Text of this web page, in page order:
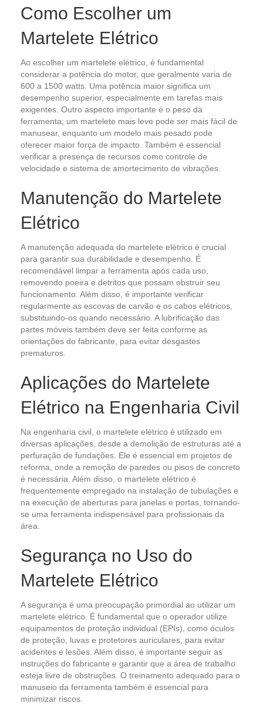
Como Escolher um
Martelete Elétrico
Ao escolher um martelete elétrico, é fundamental
considerar a potência do motor, que geralmente varia de
600 a 1500 watts. Uma potência maior significa um
desempenho superior, especialmente em tarefas mais
exigentes. Outro aspecto importante é o peso da
ferramenta; um martelete mais leve pode ser mais fácil de
manusear, enquanto um modelo mais pesado pode
oferecer maior força de impacto. Também é essencial
verificar a presença de recursos como controle de
velocidade e sistema de amortecimento de vibrações.
Manutenção do Martelete
Elétrico
A manutenção adequada do martelete elétrico é crucial
para garantir sua durabilidade e desempenho. É
recomendável limpar a ferramenta após cada uso,
removendo poeira e detritos que possam obstruir seu
funcionamento. Além disso, é importante verificar
regularmente as escovas de carvão e os cabos elétricos,
substituindo-os quando necessário. A lubrificação das
partes móveis também deve ser feita conforme as
orientações do fabricante, para evitar desgastes
prematuros.
Aplicações do Martelete
Elétrico na Engenharia Civil
Na engenharia civil, o martelete elétrico é utilizado em
diversas aplicações, desde a demolição de estruturas até a
perfuração de fundações. Ele é essencial em projetos de
reforma, onde a remoção de paredes ou pisos de concreto
é necessária. Além disso, o martelete elétrico é
frequentemente empregado na instalação de tubulações e
na execução de aberturas para janelas e portas, tornando-
se uma ferramenta indispensável para profissionais da
área.
Segurança no Uso do
Martelete Elétrico
A segurança é uma preocupação primordial ao utilizar um
martelete elétrico. É fundamental que o operador utilize
equipamentos de proteção individual (EPIs), como óculos
de proteção, luvas e protetores auriculares, para evitar
acidentes e lesões. Além disso, é importante seguir as
instruções do fabricante e garantir que a área de trabalho
esteja livre de obstruções. O treinamento adequado para o
manuseio da ferramenta também é essencial para
minimizar riscos.